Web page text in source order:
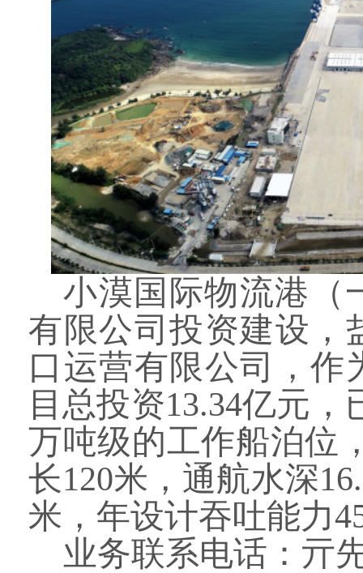
小漠国际物流港（
有限公司投资建设 ，
口运营有限公司，作
目总投资13.34亿元，
万吨级的工作船泊位
长120米 ， 通航水深
米，年设计吞吐能力
业务联系电话：亓